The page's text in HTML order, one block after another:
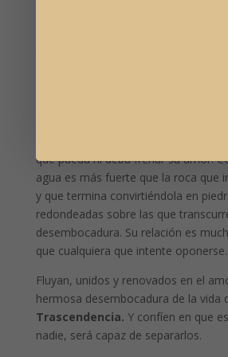
que pueda ni deba frenar su amor.
agua es más fuerte que la roca que
y que termina convirtiéndola en
redondeadas sobre las que
desembocadura. Su relación es
que cualquiera que intente oponerse.
Fluyan, unidos y renovados en el
hermosa desembocadura de la vida
Trascendencia. Y confíen en que
nadie, será capaz de separarlos.